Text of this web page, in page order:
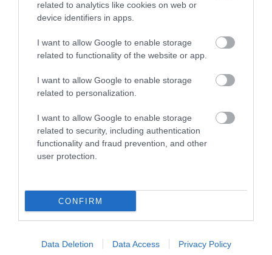
related to analytics like cookies on web or
device identifiers in apps.
I want to allow Google to enable storage
related to functionality of the website or app.
I want to allow Google to enable storage
related to personalization.
I want to allow Google to enable storage
related to security, including authentication
functionality and fraud prevention, and other
user protection.
CONFIRM
Data Deletion Data Access Privacy Policy
378 175 289
11 h 44 min
Tap Your Home Equity Without Touching Your
First Mortgage
More
82 139